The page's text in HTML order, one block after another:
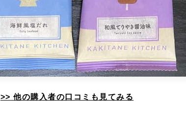
>> 他の購入者の口コミも見てみる